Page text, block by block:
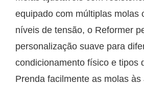
equipado com múltiplas molas
níveis de tensão, o Reformer
personalização suave para
condicionamento físico e tipos
Prenda facilmente as molas às